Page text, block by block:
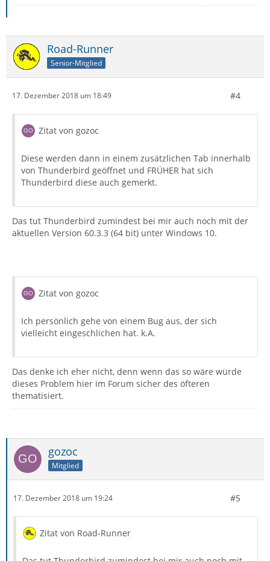
Road-Runner
Senior-Mitglied
17. Dezember 2018 um 18:49 #4
Zitat von gozoc
Diese werden dann in einem zusätzlichen Tab innerhalb
von Thunderbird geöffnet und FRÜHER hat sich
Thunderbird diese auch gemerkt.
Das tut Thunderbird zumindest bei mir auch noch mit der
aktuellen Version 60.3.3 (64 bit) unter Windows 10.
Zitat von gozoc
Ich persönlich gehe von einem Bug aus, der sich
vielleicht eingeschlichen hat. k.A.
Das denke ich eher nicht, denn wenn das so wäre würde
dieses Problem hier im Forum sicher des öfteren
thematisiert.
gozoc
Mitglied
17. Dezember 2018 um 19:24 #5
Zitat von Road-Runner